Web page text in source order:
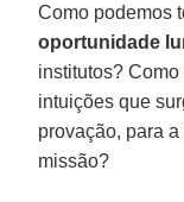
Como podemos
oportunidade
institutos?
intuições que
provação, para a
missão?